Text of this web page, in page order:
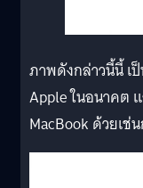
ภาพดังกล่าวนี้นี้ เ
Apple ในอนาคต
MacBook ด้วยเช่